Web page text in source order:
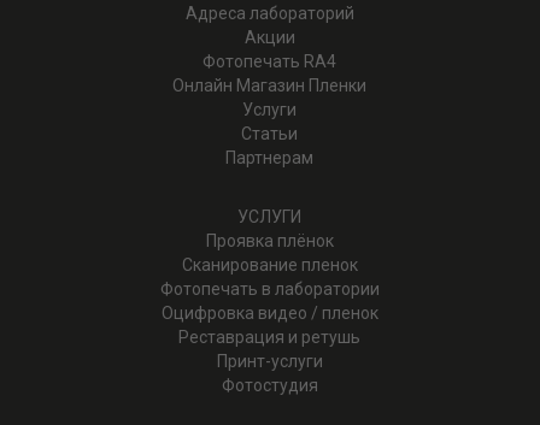
Адреса лабораторий
Акции
Фотопечать RA4
Онлайн Магазин Пленки
Услуги
Статьи
Партнерам
УСЛУГИ
Проявка плёнок
Cканирование пленок
Фотопечать в лаборатории
Оцифровка видео / пленок
Реставрация и ретушь
Принт-услуги
Фотостудия